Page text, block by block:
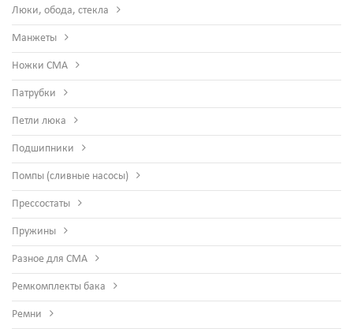
Люки, обода, стекла
Манжеты
Ножки СМА
Патрубки
Петли люка
Подшипники
Помпы (сливные насосы)
Прессостаты
Пружины
Разное для СМА
Ремкомплекты бака
Ремни